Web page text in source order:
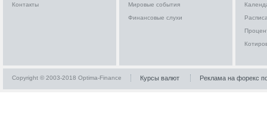
Контакты
Мировые события
Финансовые слухи
Copyright © 2003-2018 Optima-Finance Курсы валют Реклама на форекс